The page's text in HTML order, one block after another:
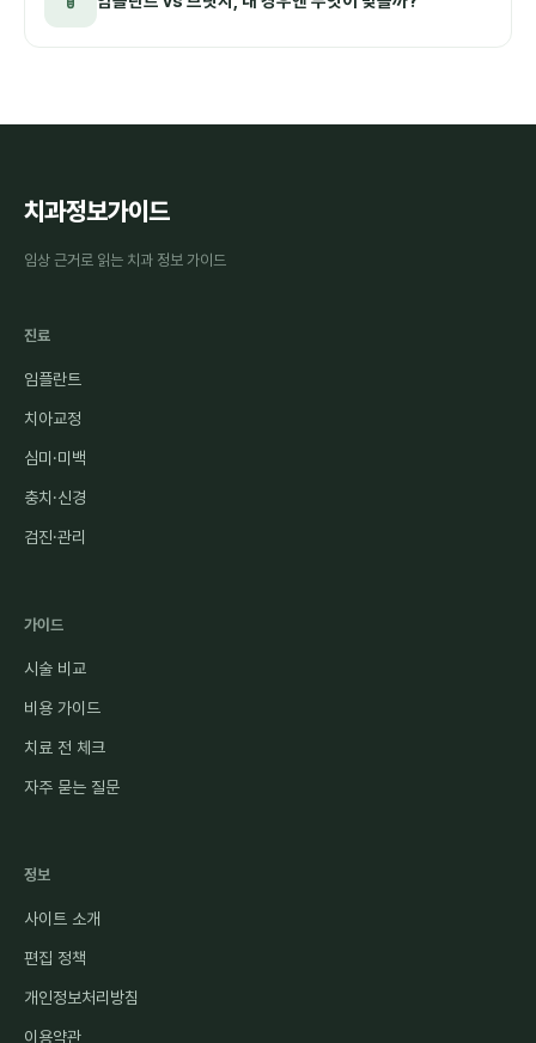
치과정보가이드
임상 근거로 읽는 치과 정보 가이드
진료
임플란트
치아교정
심미·미백
충치·신경
검진·관리
가이드
시술 비교
비용 가이드
치료 전 체크
자주 묻는 질문
정보
사이트 소개
편집 정책
개인정보처리방침
이용약관